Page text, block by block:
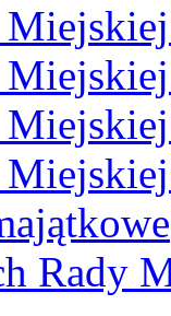
Rady